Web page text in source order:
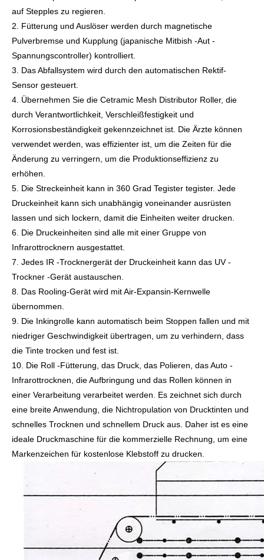
auf Stepples zu regieren.
2. Fütterung und Auslöser werden durch magnetische
Pulverbremse und Kupplung (japanische Mitbish -Aut -
Spannungscontroller) kontrolliert.
3. Das Abfallsystem wird durch den automatischen Rektif-
Sensor gesteuert.
4. Übernehmen Sie die Cetramic Mesh Distributor Roller, die
durch Verantwortlichkeit, Verschleißfestigkeit und
Korrosionsbeständigkeit gekennzeichnet ist. Die Ärzte können
verwendet werden, was effizienter ist, um die Zeiten für die
Änderung zu verringern, um die Produktionseffizienz zu
erhöhen.
5. Die Streckeinheit kann in 360 Grad Tegister tegister. Jede
Druckeinheit kann sich unabhängig voneinander ausrüsten
lassen und sich lockern, damit die Einheiten weiter drucken.
6. Die Druckeinheiten sind alle mit einer Gruppe von
Infrarottrocknern ausgestattet.
7. Jedes IR -Trocknergerät der Druckeinheit kann das UV -
Trockner -Gerät austauschen.
8. Das Rooling-Gerät wird mit Air-Expansin-Kernwelle
übernommen.
9. Die Inkingrolle kann automatisch beim Stoppen fallen und mit
niedriger Geschwindigkeit übertragen, um zu verhindern, dass
die Tinte trocken und fest ist.
10. Die Roll -Fütterung, das Druck, das Polieren, das Auto -
Infrarottrocknen, die Aufbringung und das Rollen können in
einer Verarbeitung verarbeitet werden. Es zeichnet sich durch
eine breite Anwendung, die Nichtropulation von Drucktinten und
schnelles Trocknen und schnellem Druck aus. Daher ist es eine
ideale Druckmaschine für die kommerzielle Rechnung, um eine
Markenzeichen für kostenlose Klebstoff zu drucken.